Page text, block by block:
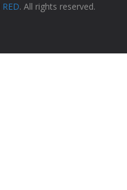
. All rights reserved.